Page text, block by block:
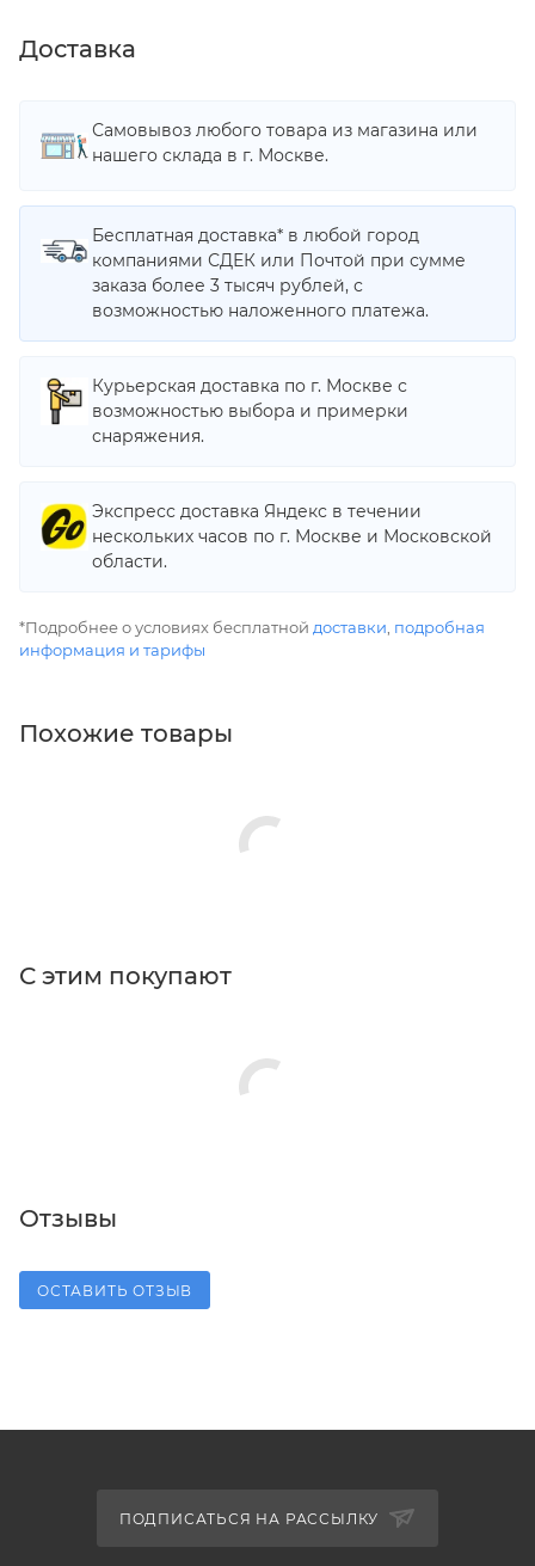
Доставка
Самовывоз любого товара из магазина или
нашего склада в г. Москве.
Бесплатная доставка* в любой город
компаниями СДЕК или Почтой при сумме
заказа более 3 тысяч рублей, с
возможностью наложенного платежа.
Курьерская доставка по г. Москве с
возможностью выбора и примерки
снаряжения.
Экспресс доставка Яндекс в течении
нескольких часов по г. Москве и Московской
области.
*Подробнее о условиях бесплатной доставки подробная
информация и тарифы
Похожие товары
С этим покупают
Отзывы
ОСТАВИТЬ ОТЗЫВ
ПОДПИСАТЬСЯ НА РАССЫЛКУ